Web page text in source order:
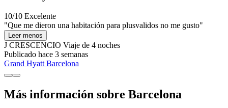
10/10 Excelente
"Que me dieron una habitación para plusvalidos no me gusto"
Leer menos
J CRESCENCIO Viaje de 4 noches
Publicado hace 3 semanas
Grand Hyatt Barcelona
Más información sobre Barcelona